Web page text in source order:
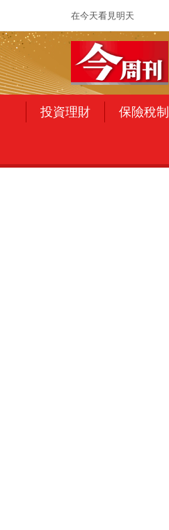
在今天看見明天
投資理財 保險稅制